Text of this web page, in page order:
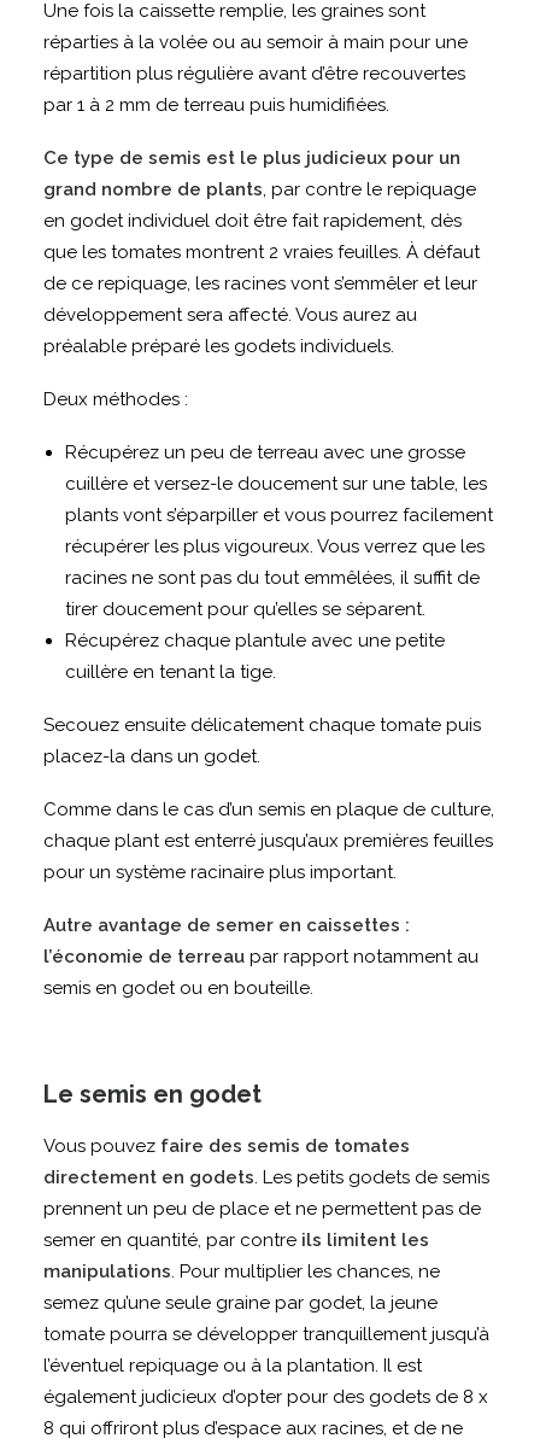
Une fois la caissette remplie, les graines sont
réparties à la volée ou au semoir à main pour une
répartition plus régulière avant d’être recouvertes
par 1 à 2 mm de terreau puis humidifiées.
Ce type de semis est le plus judicieux pour un
grand nombre de plants, par contre le repiquage
en godet individuel doit être fait rapidement, dès
que les tomates montrent 2 vraies feuilles. À défaut
de ce repiquage, les racines vont s’emmêler et leur
développement sera affecté. Vous aurez au
préalable préparé les godets individuels.
Deux méthodes :
Récupérez un peu de terreau avec une grosse
cuillère et versez-le doucement sur une table, les
plants vont s’éparpiller et vous pourrez facilement
récupérer les plus vigoureux. Vous verrez que les
racines ne sont pas du tout emmêlées, il suffit de
tirer doucement pour qu’elles se séparent.
Récupérez chaque plantule avec une petite
cuillère en tenant la tige.
Secouez ensuite délicatement chaque tomate puis
placez-la dans un godet.
Comme dans le cas d’un semis en plaque de culture,
chaque plant est enterré jusqu’aux premières feuilles
pour un système racinaire plus important.
Autre avantage de semer en caissettes :
l’économie de terreau par rapport notamment au
semis en godet ou en bouteille.
Le semis en godet
Vous pouvez faire des semis de tomates
directement en godets. Les petits godets de semis
prennent un peu de place et ne permettent pas de
semer en quantité, par contre ils limitent les
manipulations. Pour multiplier les chances, ne
semez qu’une seule graine par godet, la jeune
tomate pourra se développer tranquillement jusqu’à
l’éventuel repiquage ou à la plantation. Il est
également judicieux d’opter pour des godets de 8 x
8 qui offriront plus d’espace aux racines, et de ne